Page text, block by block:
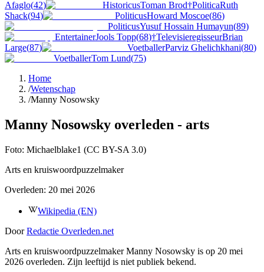
Afaglo(42) HistoricusToman Brod†PoliticaRuth
Shack(94) PoliticusHoward Moscoe(86)
PoliticusYusuf Hossain Humayun(89)
EntertainerJools Topp(68)†TelevisieregisseurBrian
Large(87) VoetballerParviz Ghelichkhani(80)
VoetballerTom Lund(75)
Home
/Wetenschap
/Manny Nosowsky
Manny Nosowsky overleden - arts
Foto: Michaelblake1 (CC BY-SA 3.0)
Arts en kruiswoordpuzzelmaker
Overleden: 20 mei 2026
Wikipedia (EN)
Door Redactie Overleden.net
Arts en kruiswoordpuzzelmaker Manny Nosowsky is op 20 mei
2026 overleden. Zijn leeftijd is niet publiek bekend.